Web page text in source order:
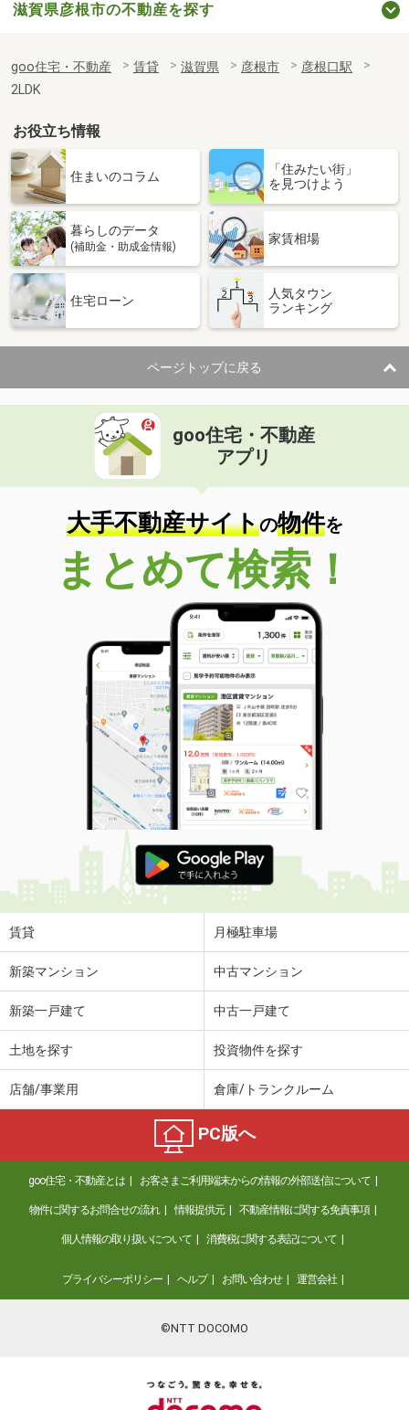
滋賀県彦根市の不動産を探す
goo住宅・不動産 賃貸 滋賀県 彦根市
彦根口駅
2LDK
お役立ち情報
住まいのコラム
「住みたい街」
を見つけよう
暮らしのデータ
(補助金・助成金情報)
家賃相場
住宅ローン
人気タウン
ランキング
ページトップに戻る
goo住宅・不動産
アプリ
大手不動産サイトの物件を
まとめて検索！
賃貸 月極駐車場
新築マンション 中古マンション
新築一戸建て 中古一戸建て
土地を探す 投資物件を探す
店舗/事業用 倉庫/トランクルーム
PC版へ
goo住宅・不動産とは お客さまご利用端末からの情報の外部送信について
物件に関するお問合せの流れ 情報提供元 不動産情報に関する免責事項
個人情報の取り扱いについて 消費税に関する表記について
プライバシーポリシー ヘルプ お問い合わせ 運営会社
©NTT DOCOMO